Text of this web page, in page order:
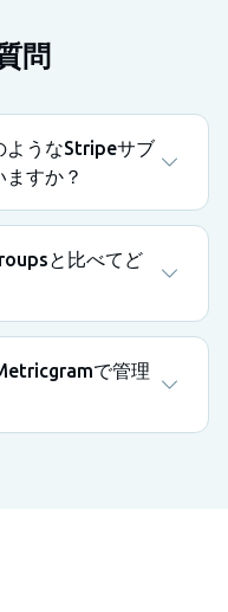
問
うなStripeサブ
すか？
と比べてど
で管理